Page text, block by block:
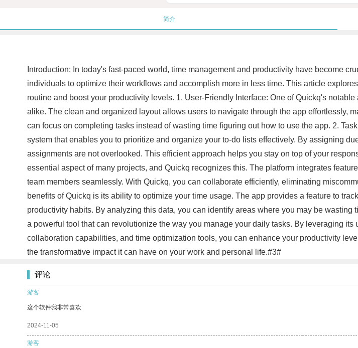
简介
Introduction: In today's fast-paced world, time management and productivity have become
individuals to optimize their workflows and accomplish more in less time. This article
routine and boost your productivity levels. 1. User-Friendly Interface: One of Quickq's
alike. The clean and organized layout allows users to navigate through the app effortlessly,
can focus on completing tasks instead of wasting time figuring out how to use the app. 2.
system that enables you to prioritize and organize your to-do lists effectively. By assigning
assignments are not overlooked. This efficient approach helps you stay on top of your
essential aspect of many projects, and Quickq recognizes this. The platform integrates
team members seamlessly. With Quickq, you can collaborate efficiently, eliminating
benefits of Quickq is its ability to optimize your time usage. The app provides a feature to
productivity habits. By analyzing this data, you can identify areas where you may be
a powerful tool that can revolutionize the way you manage your daily tasks. By leveraging
collaboration capabilities, and time optimization tools, you can enhance your productivity
the transformative impact it can have on your work and personal life.#3#
评论
游客
这个软件我非常喜欢
2024-11-05
游客